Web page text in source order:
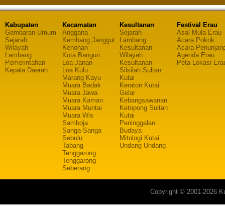
Kabupaten
Gambaran Umum
Sejarah
Wilayah
Lambang
Pemerintahan
Kepala Daerah
Kecamatan
Anggana
Kembang Janggut
Kenohan
Kota Bangun
Loa Janan
Loa Kulu
Marang Kayu
Muara Badak
Muara Jawa
Muara Kaman
Muara Muntai
Muara Wis
Samboja
Sanga-Sanga
Sebulu
Tabang
Tenggarong
Tenggarong
Seberang
Kesultanan
Sejarah
Lambang
Kesultanan
Wilayah
Kesultanan
Silsilah Sultan
Kutai
Keraton Kutai
Gelar
Kebangsawanan
Ketopong Sultan
Kutai
Peninggalan
Budaya
Mitologi Kutai
Undang Undang
Festival Erau
Asal Mula Erau
Acara Pokok
Acara
Agenda Erau
Peta Lokasi
Copyright © 2001-2026